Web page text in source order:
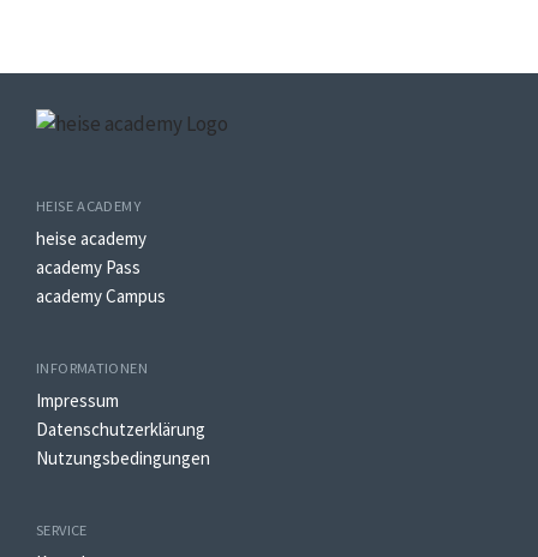
HEISE ACADEMY
heise academy
academy Pass
academy Campus
INFORMATIONEN
Impressum
Datenschutzerklärung
Nutzungsbedingungen
SERVICE